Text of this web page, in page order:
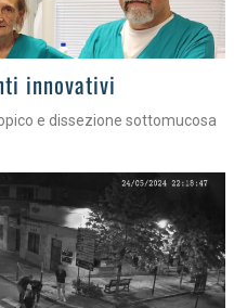
innovativi
e dissezione sottomucosa